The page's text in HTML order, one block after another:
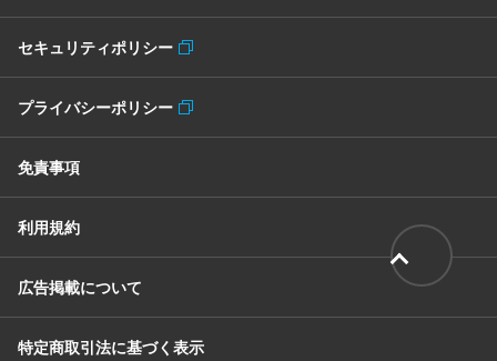
セキュリティポリシー
プライバシーポリシー
免責事項
利用規約
広告掲載について
特定商取引法に基づく表示